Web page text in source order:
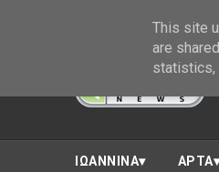
ΙΩΑΝΝΙΝΑ ΑΡΤΑ
This site
are
statistics,